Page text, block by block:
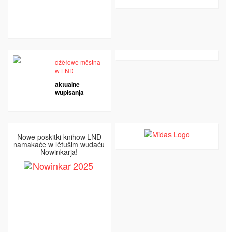
dźěłowe městna
w LND
aktualne
wupisanja
Nowe poskitki knihow LND
namakaće w lětušim wudaću
Nowinkarja!